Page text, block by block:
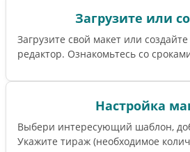
Загрузите или
Загрузите свой макет или
редактор. Ознакомьтесь со
Настройка
Выбери интересующий шаблон,
Укажите тираж (необходимое